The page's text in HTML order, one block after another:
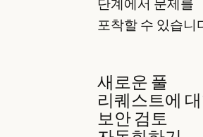
포착할 수 있습니
새로운 풀
리퀘스트에
보안 검토